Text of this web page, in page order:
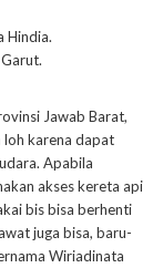
Hindia.
Jawab Barat,
loh karena dapat
Apabila
akses kereta api
bis bisa berhenti
juga bisa, baru-
Wiriadinata